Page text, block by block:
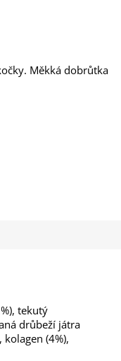
Měkká dobrůtka
tekutý
drůbeží játra
(4%),